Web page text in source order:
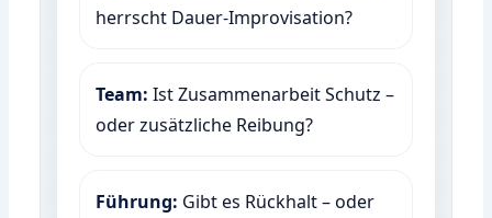
herrscht Dauer-Improvisation?
Team: Ist Zusammenarbeit Schutz –
oder zusätzliche Reibung?
Führung: Gibt es Rückhalt – oder